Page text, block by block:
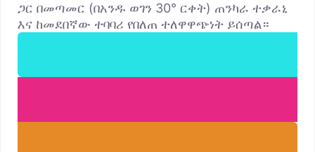
ጋር በመጣመር (በአንዱ ወገን 30° ርቀት) ጠንካራ ተቃራኒ
እና ከመደበኛው ተባባሪ የበለጠ ተለዋዋጭነት ይሰጣል።